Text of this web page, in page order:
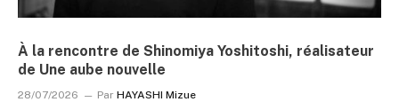
À la rencontre de Shinomiya Yoshitoshi, réalisateur
de Une aube nouvelle
28/07/2026 Par HAYASHI Mizue